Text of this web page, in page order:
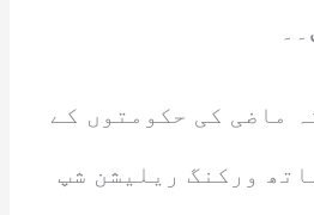
ماضی کی حکومتوں کے
ورکنگ ریلیشن شپ